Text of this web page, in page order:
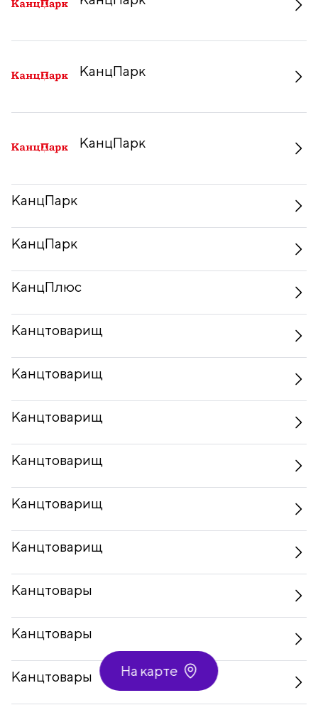
На карте
КанцПарк
КанцПарк
КанцПарк
КанцПарк
КанцПлюс
Канцтоварищ
Канцтоварищ
Канцтоварищ
Канцтоварищ
Канцтоварищ
Канцтоварищ
Канцтовары
Канцтовары
Канцтовары